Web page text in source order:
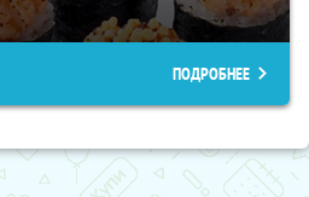
ПОДРОБНЕЕ